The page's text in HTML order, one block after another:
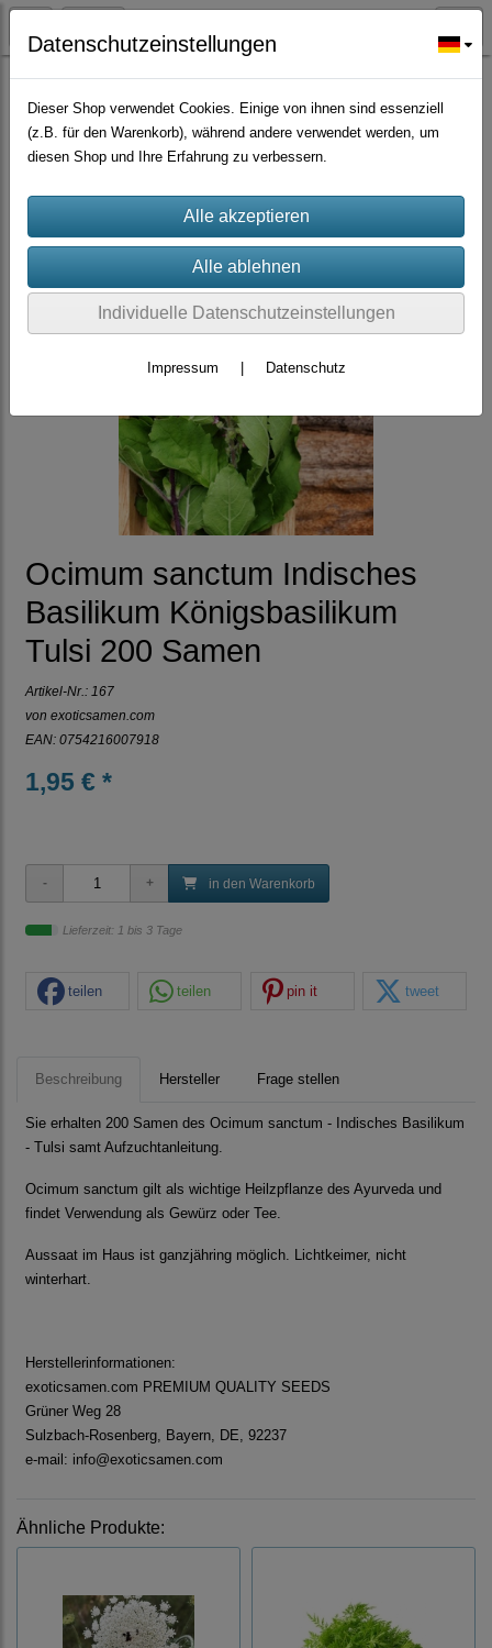
Würzpflanzen/Nutzpflanzen/Gründünger
Ocimum sanctum Indisches
Basilikum Königsbasilikum
Tulsi 200 Samen
Artikel-Nr.: 167
von exoticsamen.com
EAN: 0754216007918
1,95 € *
in den Warenkorb
Lieferzeit: 1 bis 3 Tage
teilen teilen pin it tweet
Beschreibung Hersteller Frage stellen
Sie erhalten 200 Samen des Ocimum sanctum - Indisches Basilikum
- Tulsi samt Aufzuchtanleitung.
Ocimum sanctum gilt als wichtige Heilzpflanze des Ayurveda und
findet Verwendung als Gewürz oder Tee.
Aussaat im Haus ist ganzjähring möglich. Lichtkeimer, nicht
winterhart.
Herstellerinformationen:
exoticsamen.com PREMIUM QUALITY SEEDS
Grüner Weg 28
Sulzbach-Rosenberg, Bayern, DE, 92237
e-mail: info@exoticsamen.com
Ähnliche Produkte:
Datenschutzeinstellungen
Dieser Shop verwendet Cookies. Einige von ihnen sind essenziell
(z.B. für den Warenkorb), während andere verwendet werden, um
diesen Shop und Ihre Erfahrung zu verbessern.
Individuelle Datenschutzeinstellungen
Impressum Datenschutz